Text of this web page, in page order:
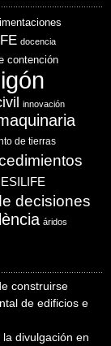
docencia
contención
innovación
de tierras
decisiones
áridos
construirse
de edificios e
divulgación en